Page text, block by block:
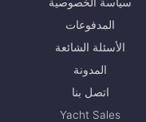
المدفوعات
الأسئلة الشائعة
المدونة
اتصل بنا
Yacht Sales